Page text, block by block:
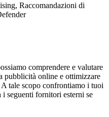
Raccomandazioni di
comprendere e valutare
pubblicità online e ottimizzare
tale scopo confrontiamo i tuoi
seguenti fornitori esterni se